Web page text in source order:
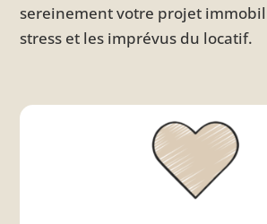
sereinement votre projet
stress et les imprévus du locatif.